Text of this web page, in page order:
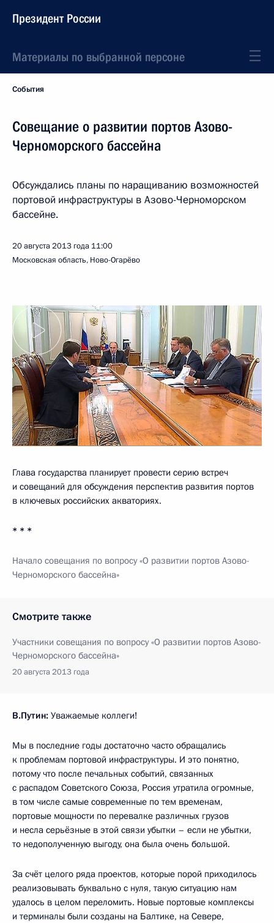
Президент России
Материалы по выбранной персоне
События
Совещание о развитии портов Азово-
Черноморского бассейна
Обсуждались планы по наращиванию возможностей
портовой инфраструктуры в Азово-Черноморском
бассейне.
20 августа 2013 года 11:00
Московская область, Ново-Огарёво
Глава государства планирует провести серию встреч
и совещаний для обсуждения перспектив развития портов
в ключевых российских акваториях.
* * *
Начало совещания по вопросу «О развитии портов Азово-
Черноморского бассейна»
Смотрите также
Участники совещания по вопросу «О развитии портов Азово-
Черноморского бассейна»
20 августа 2013 года
В.Путин: Уважаемые коллеги!
Мы в последние годы достаточно часто обращались
к проблемам портовой инфраструктуры. И это понятно,
потому что после печальных событий, связанных
с распадом Советского Союза, Россия утратила огромные,
в том числе самые современные по тем временам,
портовые мощности по перевалке различных грузов
и несла серьёзные в этой связи убытки – если не убытки,
то недополученную выгоду, она была очень большой.
За счёт целого ряда проектов, которые порой приходилось
реализовывать буквально с нуля, такую ситуацию нам
удалось в целом переломить. Новые портовые комплексы
и терминалы были созданы на Балтике, на Севере,